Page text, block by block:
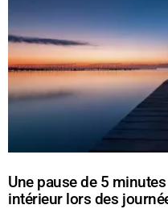
Une pause de 5
intérieur lors des